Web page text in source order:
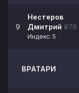
9
Нестеров
Дмитрий #76
Индекс: 5
ВРАТАРИ